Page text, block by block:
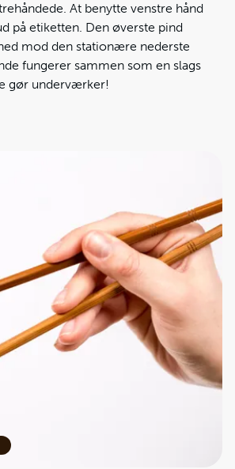
At benytte venstre hånd
på etiketten. Den øverste pind
mod den stationære nederste
fungerer sammen som en slags
gør underværker!